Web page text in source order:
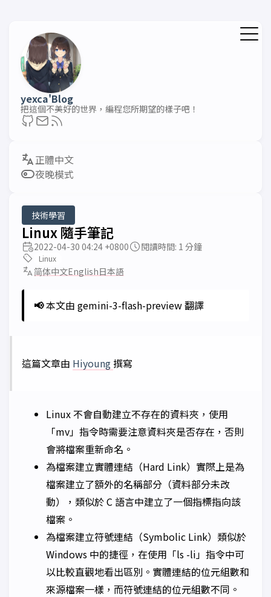
yexca'Blog
把這個不美好的世界，編程您所期望的樣子吧！
夜晚模式
技術學習
Linux 隨手筆記
2022-04-30 04:24 +0800 閱讀時間: 1 分鐘
Linux
简体中文English日本語
📢本文由 gemini-3-flash-preview 翻譯
這篇文章由 Hiyoung撰寫
Linux 不會自動建立不存在的資料夾，使用
「mv」指令時需要注意資料夾是否存在，否則
會將檔案重新命名。
為檔案建立實體連結（Hard Link）實際上是為
檔案建立了額外的名稱部分（資料部分未改
動），類似於 C 語言中建立了一個指標指向該
檔案。
為檔案建立符號連結（Symbolic Link）類似於
Windows 中的捷徑，在使用「ls -li」指令中可
以比較直觀地看出區別。實體連結的位元組數和
來源檔案一樣，而符號連結的位元組數不同。